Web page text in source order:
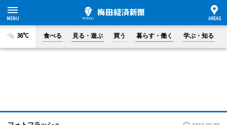
36°C 食べる 見る・遊ぶ 買う 暮らす・働く 学ぶ・知る